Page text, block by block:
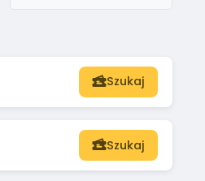
Szukaj
Szukaj